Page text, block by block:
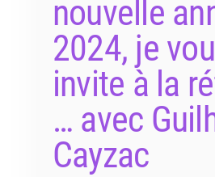
nouvelle
2024, je
invite à la
… avec
Cayzac